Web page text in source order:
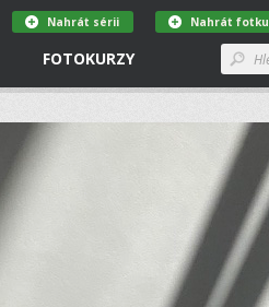
FOTOKURZY
Nahrát fotku
Nahrát sérii